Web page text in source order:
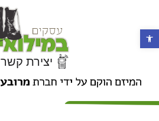
פתח סרגל נגישות
יצירת קשר